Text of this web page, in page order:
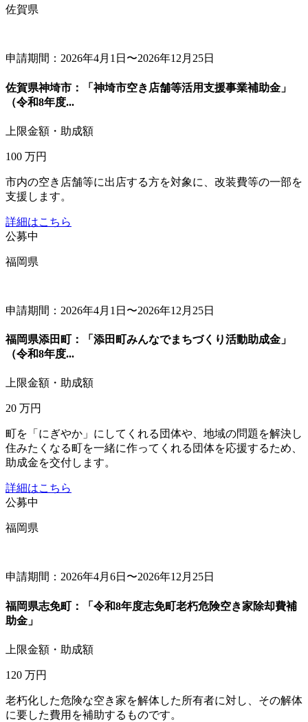
佐賀県
申請期間：2026年4月1日〜2026年12月25日
佐賀県神埼市：「神埼市空き店舗等活用支援事業補助金」
（令和8年度...
上限金額・助成額
100 万円
市内の空き店舗等に出店する方を対象に、改装費等の一部を
支援します。
詳細はこちら
公募中
福岡県
申請期間：2026年4月1日〜2026年12月25日
福岡県添田町：「添田町みんなでまちづくり活動助成金」
（令和8年度...
上限金額・助成額
20 万円
町を「にぎやか」にしてくれる団体や、地域の問題を解決し
住みたくなる町を一緒に作ってくれる団体を応援するため、
助成金を交付します。
詳細はこちら
公募中
福岡県
申請期間：2026年4月6日〜2026年12月25日
福岡県志免町：「令和8年度志免町老朽危険空き家除却費補
助金」
上限金額・助成額
120 万円
老朽化した危険な空き家を解体した所有者に対し、その解体
に要した費用を補助するものです。